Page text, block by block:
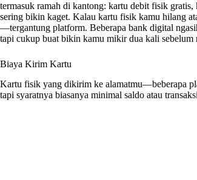
termasuk ramah di kantong: kartu debit fisik
sering bikin kaget. Kalau kartu fisik kamu hilang
—tergantung platform. Beberapa bank digital
tapi cukup buat bikin kamu mikir dua kali sebelum
Biaya Kirim Kartu
Kartu fisik yang dikirim ke alamatmu—beberapa
tapi syaratnya biasanya minimal saldo atau